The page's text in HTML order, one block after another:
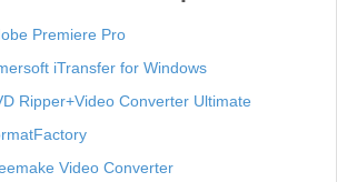
Premiere Pro
iTransfer for Windows
Ripper+Video Converter Ultimate
Video Converter